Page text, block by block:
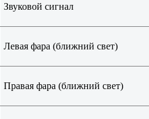
Звуковой сигнал
Левая фара (ближний свет)
Правая фара (ближний свет)